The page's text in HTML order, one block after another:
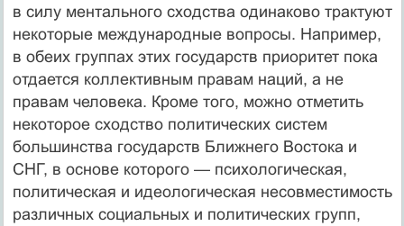
в силу ментального сходства одинаково трактуют
некоторые международные вопросы. Например,
в обеих группах этих государств приоритет пока
отдается коллективным правам наций, а не
правам человека. Кроме того, можно отметить
некоторое сходство политических систем
большинства государств Ближнего Востока и
СНГ, в основе которого — психологическая,
политическая и идеологическая несовместимость
различных социальных и политических групп,